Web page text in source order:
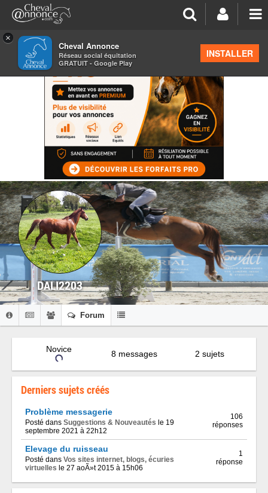
×
Cheval Annonce
Réseau social équitation
GRATUIT - Google Play
INSTALLER
DALI2203
Forum
Novice 8 messages 2 sujets
Derniers sujets créés
Problème messagerie
Posté dans Suggestions & Nouveautés le 19
septembre 2021 à 22h12
106
réponses
Elevage du ruisseau
Posté dans Vos sites internet, blogs, écuries
virtuelles le 27 aoÃ»t 2015 à 15h06
1
réponse